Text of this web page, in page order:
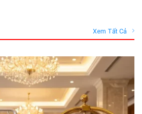
Xem Tất Cả